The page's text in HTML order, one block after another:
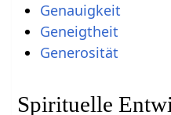
Genauigkeit
Geneigtheit
Generosität
Spirituelle